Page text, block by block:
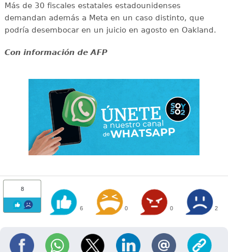
Más de 30 fiscales estatales estadounidenses
demandan además a Meta en un caso distinto, que
podría desembocar en un juicio en agosto en Oakland.
Con información de AFP
8
6 0 0 2